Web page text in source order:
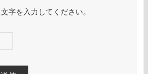
字を入力してください。